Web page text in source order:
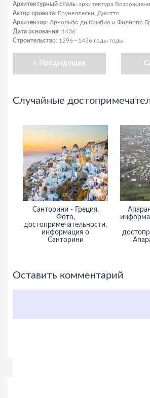
Архитектурный стиль: архитектура
Автор проекта: Брунеллески, Джотто
Архитектор: Арнольфо ди Камбио и Филиппо
Дата основания: 1436
Строительство: 1296—1436 годы годы
Предыдущая
Случайные
Санторини - Греция.
Фото,
достопримечательности,
информация о
Санторини
Оставить комментарий